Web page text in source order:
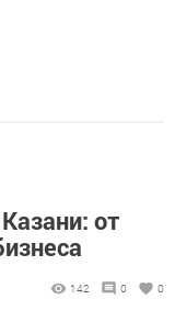
от
142 0 0